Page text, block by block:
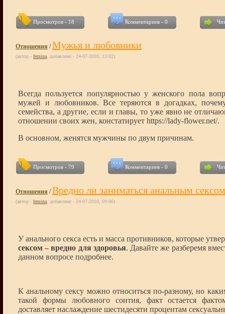
Просмотров - 18 Комментариев - 0
Отношения /Мужья и любовники
(автор - femina , добавлено - 24-07-2010, 13:02)
Всегда пользуется популярностью у женского пола
мужей и любовников. Все теряются в догадках,
семейства, а другие, если и главы, то уже явно не
отношении своих жен, констатирует https://lady-flower.net/.
В основном, женятся мужчины по двум причинам.
Просмотров - 79 Комментариев - 0
Отношения /Вредно ли заниматься анальным
(автор - femina , добавлено - 24-07-2010, 09:06)
У анального секса есть и масса противников, которые
сексом – вредно для здоровья. Давайте же разберемя
данном вопросе подробнее.
К анальному сексу можно относиться по-разному, но
такой формы любовного соития, факт остается
доставляет наслаждение шестидесяти процентам